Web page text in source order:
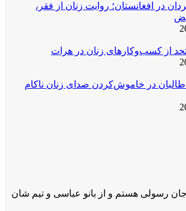
در افغانستان؛ روایت زنان از فقر،
از کسب‌وکارهای زنان در هرات
در خاموش‌کردن صدای زنان ناکام
رسولی هستم و از بانو عباسی و تیم شان